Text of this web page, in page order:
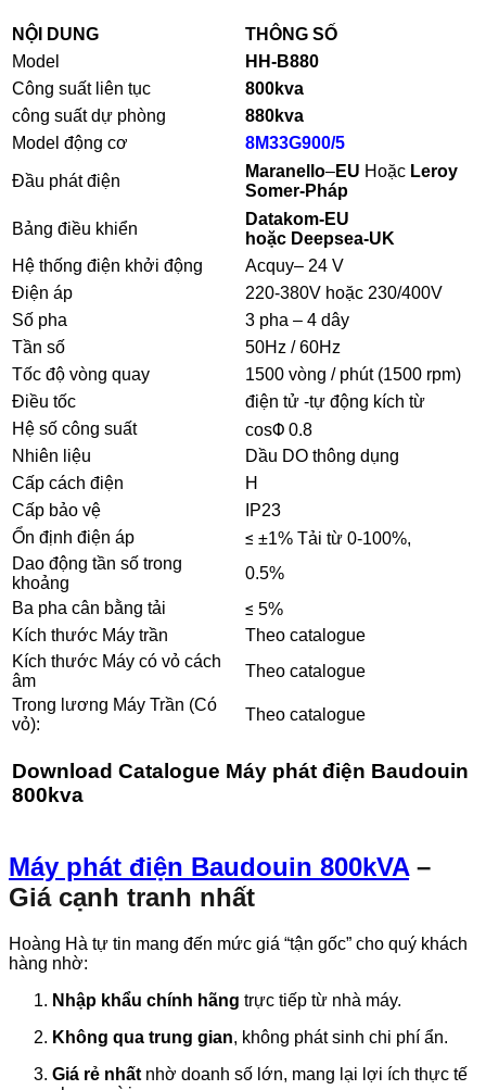
NỘI DUNG
THÔNG SỐ
Model
HH-B880
Công suất liên tục
800kva
công suất dự phòng
880kva
Model động cơ
8M33G900/5
Đầu phát điện
Maranello–EU Hoặc Leroy
Somer-Pháp
Bảng điều khiển
Datakom-EU
hoặc Deepsea-UK
Hệ thống điện khởi động
Acquy– 24 V
Điện áp
220-380V hoặc 230/400V
Số pha
3 pha – 4 dây
Tần số
50Hz / 60Hz
Tốc độ vòng quay
1500 vòng / phút (1500 rpm)
Điều tốc
điện tử -tự động kích từ
Hệ số công suất
cosΦ 0.8
Nhiên liệu
Dầu DO thông dụng
Cấp cách điện
H
Cấp bảo vệ
IP23
Ổn định điện áp
≤ ±1% Tải từ 0-100%,
Dao động tần số trong
khoảng
0.5%
Ba pha cân bằng tải
≤ 5%
Kích thước Máy trần
Theo catalogue
Kích thước Máy có vỏ cách
âm
Theo catalogue
Trong lương Máy Trần (Có
vỏ):
Theo catalogue
Download Catalogue Máy phát điện Baudouin
800kva
Máy phát điện Baudouin 800kVA–
Giá cạnh tranh nhất
Hoàng Hà tự tin mang đến mức giá “tận gốc” cho quý khách
hàng nhờ:
Nhập khẩu chính hãng trực tiếp từ nhà máy.
Không qua trung gian, không phát sinh chi phí ẩn.
Giá rẻ nhất nhờ doanh số lớn, mang lại lợi ích thực tế